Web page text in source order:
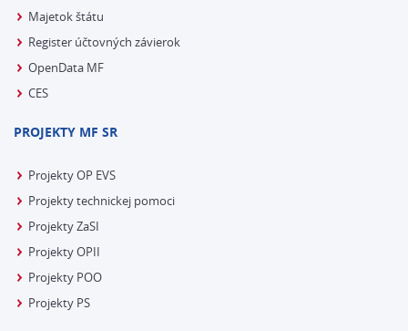
Majetok štátu
Register účtovných závierok
OpenData MF
CES
PROJEKTY MF SR
Projekty OP EVS
Projekty technickej pomoci
Projekty ZaSI
Projekty OPII
Projekty POO
Projekty PS